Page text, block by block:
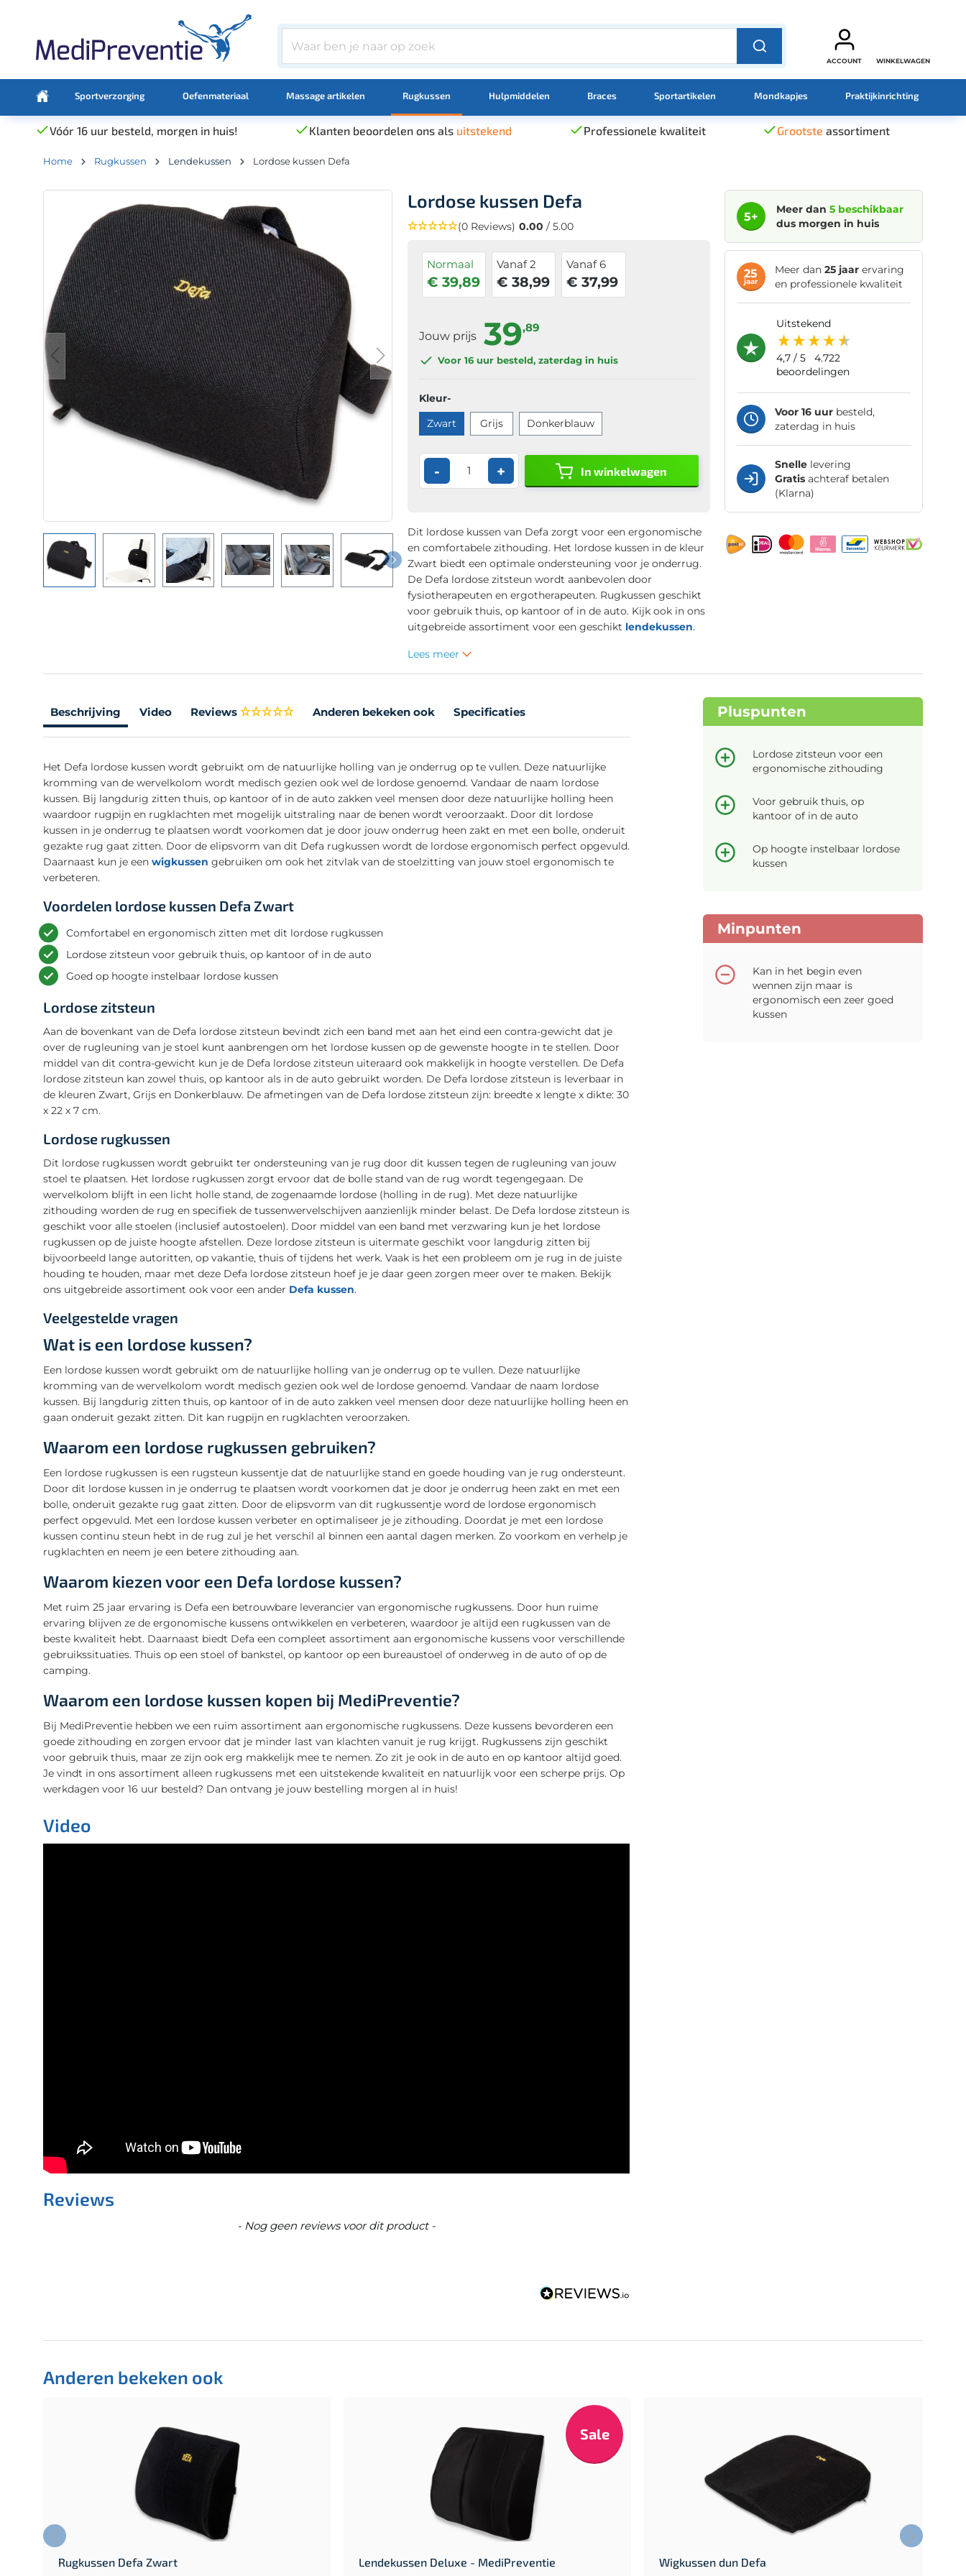
ACCOUNT WINKELWAGEN
Sportverzorging Oefenmateriaal Massage artikelen Rugkussen Hulpmiddelen Braces Sportartikelen Mondkapjes Praktijkinrichting
Vóór 16 uur besteld, morgen in huis! Klanten beoordelen ons als uitstekend Professionele kwaliteit Grootste assortiment
Home Rugkussen Lendekussen Lordose kussen Defa
Lordose kussen Defa
(0 Reviews) 0.00 / 5.00
Normaal
€ 39,89
Vanaf 2
€ 38,99
Vanaf 6
€ 37,99
Jouw prijs 39,89
Voor 16 uurbesteld, zaterdag in huis
Kleur-
Zwart
Grijs Donkerblauw
- + In winkelwagen
Dit lordose kussen van Defa zorgt voor een ergonomische
en comfortabele zithouding. Het lordose kussen in de kleur
Zwart biedt een optimale ondersteuning voor je onderrug.
De Defa lordose zitsteun wordt aanbevolen door
fysiotherapeuten en ergotherapeuten. Rugkussen geschikt
voor gebruik thuis, op kantoor of in de auto. Kijk ook in ons
uitgebreide assortiment voor een geschikt lendekussen.
Lees meer
5+
Meer dan 5 beschikbaar
dus morgen in huis
25
jaar
Meer dan 25 jaarervaring
en professionele kwaliteit
uitstekend
4,7/ 5
4.722
beoordelingen
Voor 16 uurbesteld,
zaterdag in huis
Snellelevering
Gratisachteraf betalen
(Klarna)
Beschrijving Video Reviews Anderen bekeken ook Specificaties
Het Defa lordose kussen wordt gebruikt om de natuurlijke holling van je onderrug op te vullen. Deze natuurlijke
kromming van de wervelkolom wordt medisch gezien ook wel de lordose genoemd. Vandaar de naam lordose
kussen. Bij langdurig zitten thuis, op kantoor of in de auto zakken veel mensen door deze natuurlijke holling heen
waardoor rugpijn en rugklachten met mogelijk uitstraling naar de benen wordt veroorzaakt. Door dit lordose
kussen in je onderrug te plaatsen wordt voorkomen dat je door jouw onderrug heen zakt en met een bolle, onderuit
gezakte rug gaat zitten. Door de elipsvorm van dit Defa rugkussen wordt de lordose ergonomisch perfect opgevuld.
Daarnaast kun je een wigkussen gebruiken om ook het zitvlak van de stoelzitting van jouw stoel ergonomisch te
verbeteren.
Voordelen lordose kussen Defa Zwart
Comfortabel en ergonomisch zitten met dit lordose rugkussen
Lordose zitsteun voor gebruik thuis, op kantoor of in de auto
Goed op hoogte instelbaar lordose kussen
Lordose zitsteun
Aan de bovenkant van de Defa lordose zitsteun bevindt zich een band met aan het eind een contra-gewicht dat je
over de rugleuning van je stoel kunt aanbrengen om het lordose kussen op de gewenste hoogte in te stellen. Door
middel van dit contra-gewicht kun je de Defa lordose zitsteun uiteraard ook makkelijk in hoogte verstellen. De Defa
lordose zitsteun kan zowel thuis, op kantoor als in de auto gebruikt worden. De Defa lordose zitsteun is leverbaar in
de kleuren Zwart, Grijs en Donkerblauw. De afmetingen van de Defa lordose zitsteun zijn: breedte x lengte x dikte: 30
x 22 x 7 cm.
Lordose rugkussen
Dit lordose rugkussen wordt gebruikt ter ondersteuning van je rug door dit kussen tegen de rugleuning van jouw
stoel te plaatsen. Het lordose rugkussen zorgt ervoor dat de bolle stand van de rug wordt tegengegaan. De
wervelkolom blijft in een licht holle stand, de zogenaamde lordose (holling in de rug). Met deze natuurlijke
zithouding worden de rug en specifiek de tussenwervelschijven aanzienlijk minder belast. De Defa lordose zitsteun is
geschikt voor alle stoelen (inclusief autostoelen). Door middel van een band met verzwaring kun je het lordose
rugkussen op de juiste hoogte afstellen. Deze lordose zitsteun is uitermate geschikt voor langdurig zitten bij
bijvoorbeeld lange autoritten, op vakantie, thuis of tijdens het werk. Vaak is het een probleem om je rug in de juiste
houding te houden, maar met deze Defa lordose zitsteun hoef je je daar geen zorgen meer over te maken. Bekijk
ons uitgebreide assortiment ook voor een ander Defa kussen.
Veelgestelde vragen
Wat is een lordose kussen?
Een lordose kussen wordt gebruikt om de natuurlijke holling van je onderrug op te vullen. Deze natuurlijke
kromming van de wervelkolom wordt medisch gezien ook wel de lordose genoemd. Vandaar de naam lordose
kussen. Bij langdurig zitten thuis, op kantoor of in de auto zakken veel mensen door deze natuurlijke holling heen en
gaan onderuit gezakt zitten. Dit kan rugpijn en rugklachten veroorzaken.
Waarom een lordose rugkussen gebruiken?
Een lordose rugkussen is een rugsteun kussentje dat de natuurlijke stand en goede houding van je rug ondersteunt.
Door dit lordose kussen in je onderrug te plaatsen wordt voorkomen dat je door je onderrug heen zakt en met een
bolle, onderuit gezakte rug gaat zitten. Door de elipsvorm van dit rugkussentje word de lordose ergonomisch
perfect opgevuld. Met een lordose kussen verbeter en optimaliseer je je zithouding. Doordat je met een lordose
kussen continu steun hebt in de rug zul je het verschil al binnen een aantal dagen merken. Zo voorkom en verhelp je
rugklachten en neem je een betere zithouding aan.
Waarom kiezen voor een Defa lordose kussen?
Met ruim 25 jaar ervaring is Defa een betrouwbare leverancier van ergonomische rugkussens. Door hun ruime
ervaring blijven ze de ergonomische kussens ontwikkelen en verbeteren, waardoor je altijd een rugkussen van de
beste kwaliteit hebt. Daarnaast biedt Defa een compleet assortiment aan ergonomische kussens voor verschillende
gebruikssituaties. Thuis op een stoel of bankstel, op kantoor op een bureaustoel of onderweg in de auto of op de
camping.
Waarom een lordose kussen kopen bij MediPreventie?
Bij MediPreventie hebben we een ruim assortiment aan ergonomische rugkussens. Deze kussens bevorderen een
goede zithouding en zorgen ervoor dat je minder last van klachten vanuit je rug krijgt. Rugkussens zijn geschikt
voor gebruik thuis, maar ze zijn ook erg makkelijk mee te nemen. Zo zit je ook in de auto en op kantoor altijd goed.
Je vindt in ons assortiment alleen rugkussens met een uitstekende kwaliteit en natuurlijk voor een scherpe prijs. Op
werkdagen voor 16 uur besteld? Dan ontvang je jouw bestelling morgen al in huis!
Video
Reviews
- Nog geen reviews voor dit product -
Pluspunten
Lordose zitsteun voor een
ergonomische zithouding
Voor gebruik thuis, op
kantoor of in de auto
Op hoogte instelbaar lordose
kussen
Minpunten
Kan in het begin even
wennen zijn maar is
ergonomisch een zeer goed
kussen
Anderen bekeken ook
Rugkussen Defa Zwart
Sale
Lendekussen Deluxe - MediPreventie Wigkussen dun Defa